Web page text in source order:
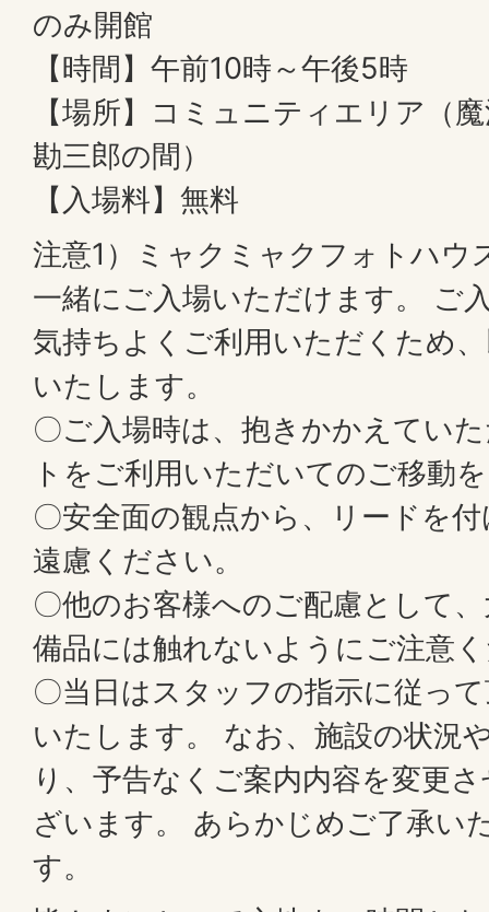
のみ開館
【時間】午前10時～午後5時
【場所】コミュニティエリア（
勘三郎の間）
【入場料】無料
注意1）ミャクミャクフォトハウ
一緒にご入場いただけます。 ご
気持ちよくご利用いただくため
いたします。
〇ご入場時は、抱きかかえてい
トをご利用いただいてのご移動
〇安全面の観点から、リードを
遠慮ください。
〇他のお客様へのご配慮として
備品には触れないようにご注意
〇当日はスタッフの指示に従っ
いたします。 なお、施設の状況
り、予告なくご案内内容を変更
ざいます。 あらかじめご了承い
す。